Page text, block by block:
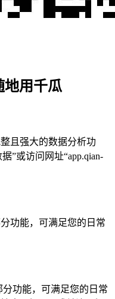
地用千瓜
且强大的数据分析功
据”或访问网址“app.qian-
功能，可满足您的日常
分功能，可满足您的日常